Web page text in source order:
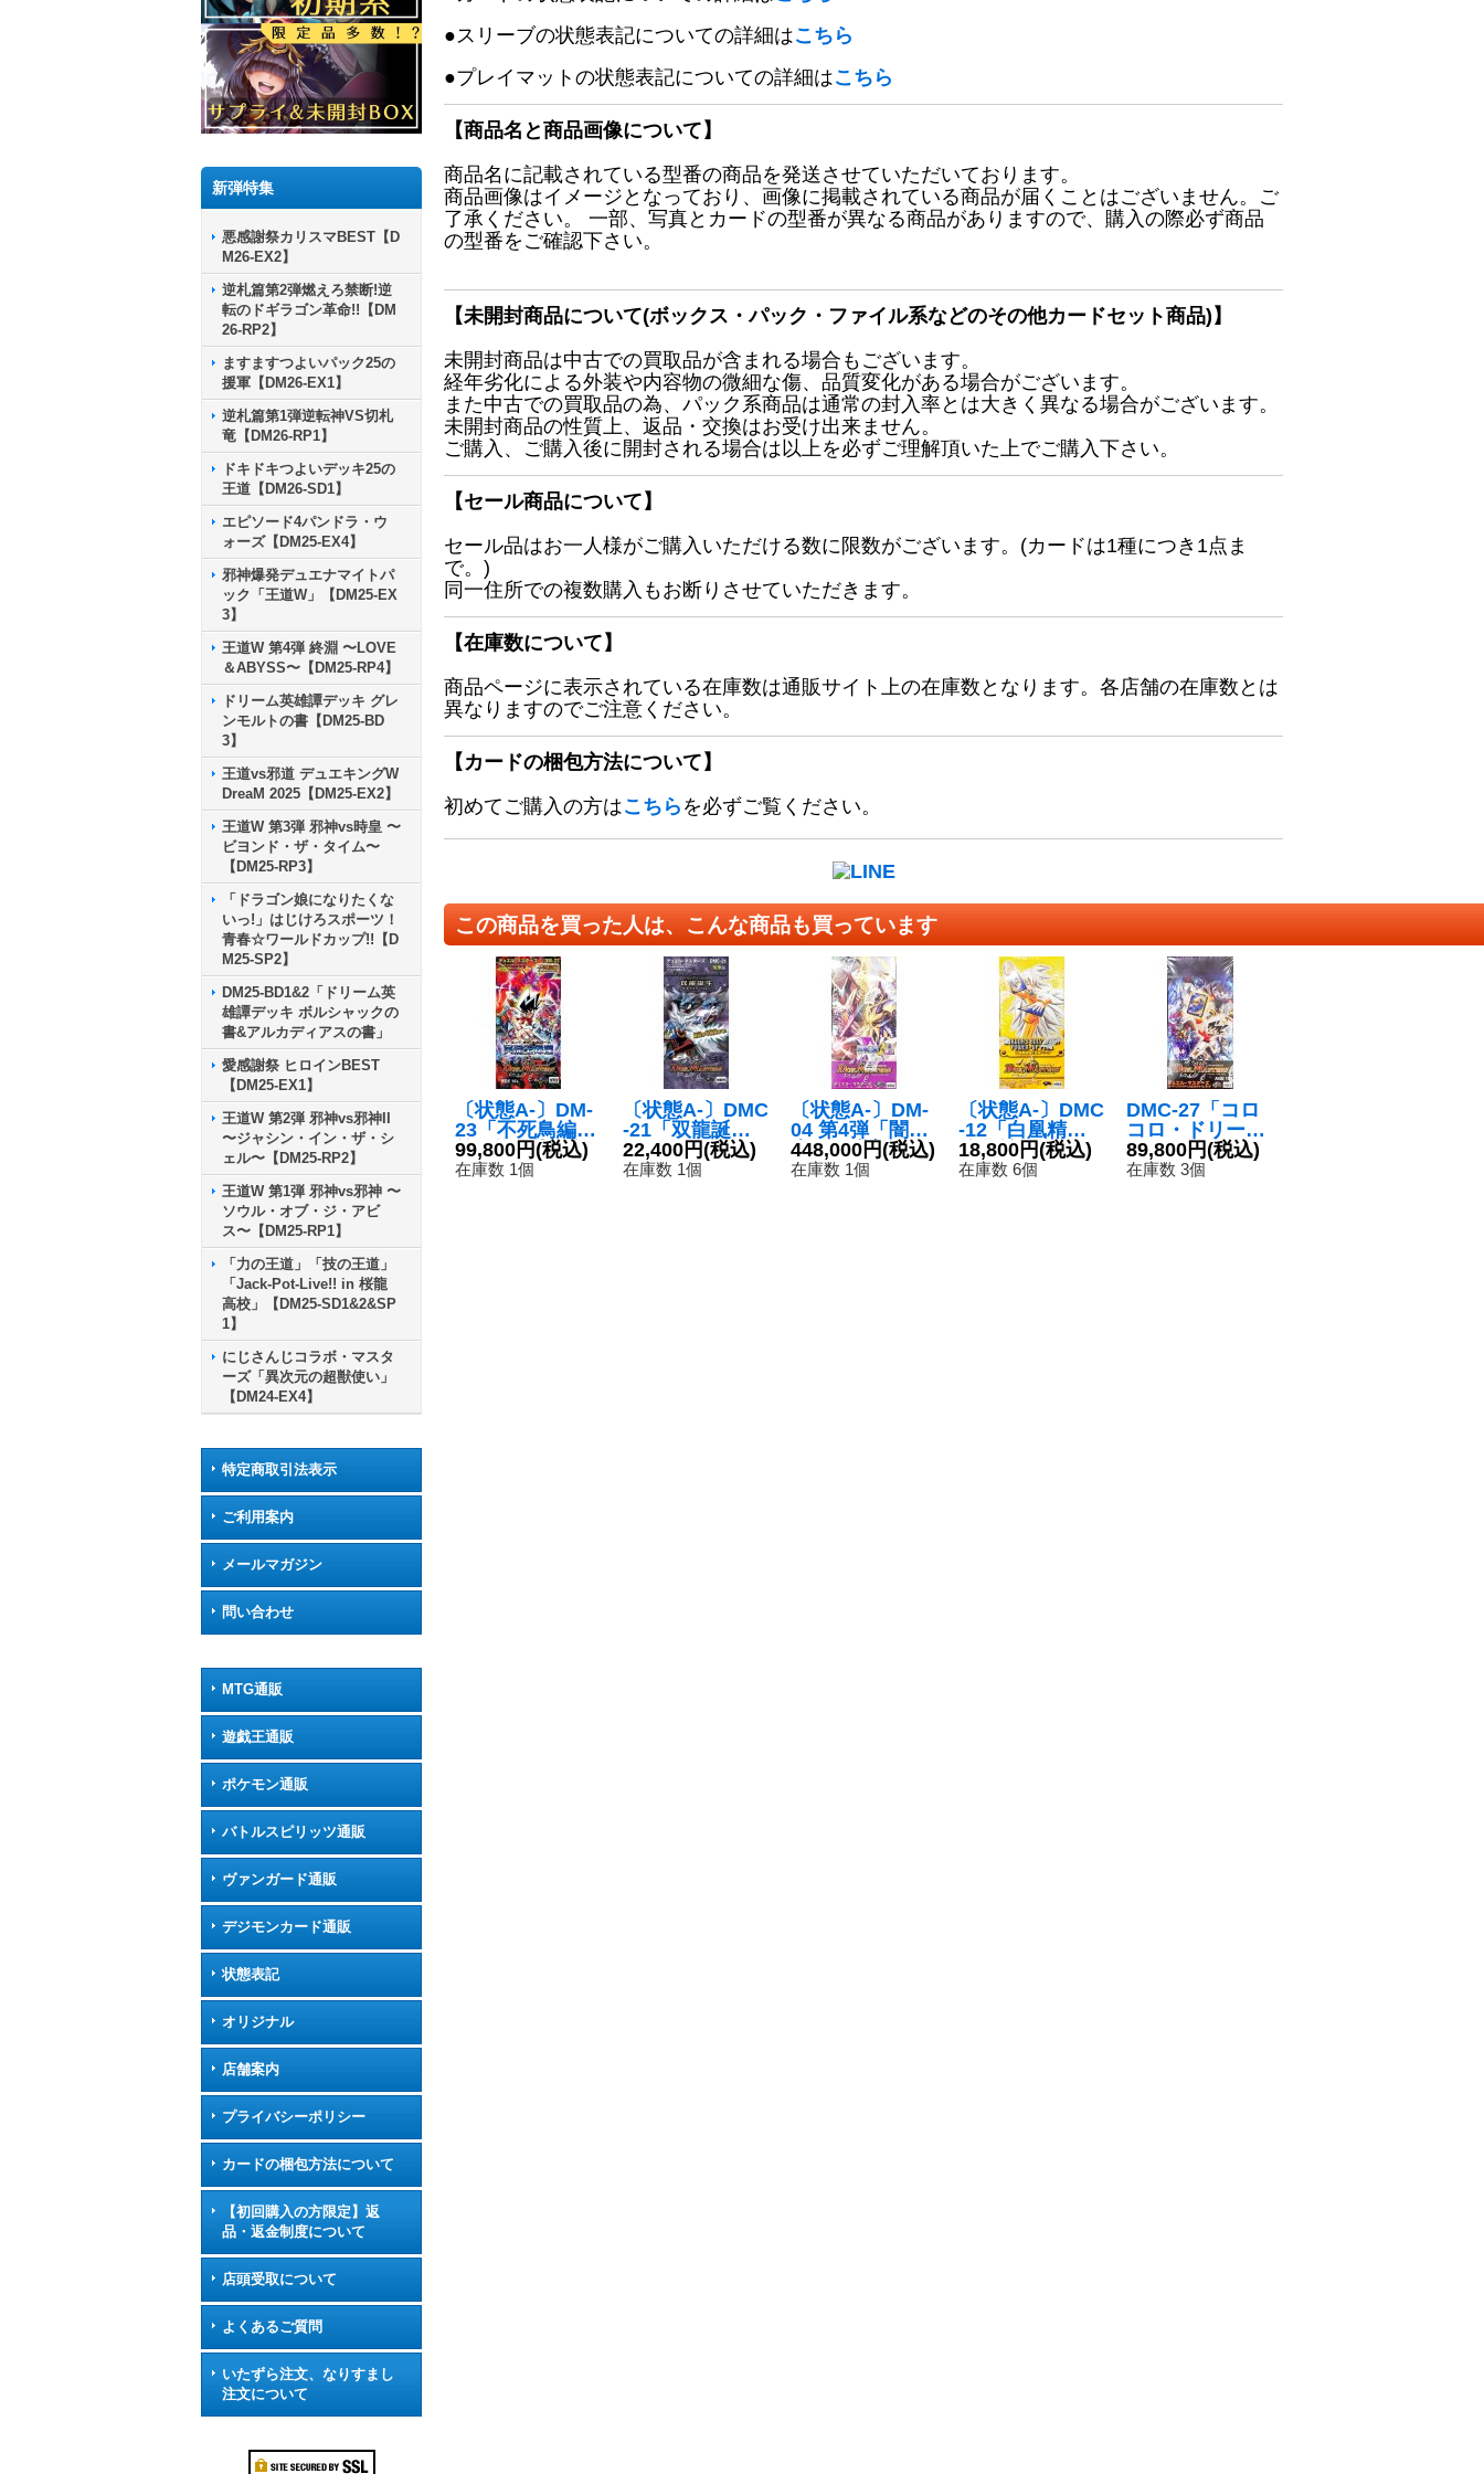
新弾特集
悪感謝祭カリスマBEST【D
M26-EX2】
逆札篇第2弾燃えろ禁断!逆
転のドギラゴン革命!!【DM
26-RP2】
ますますつよいパック25の
援軍【DM26-EX1】
逆札篇第1弾逆転神VS切札
竜【DM26-RP1】
ドキドキつよいデッキ25の
王道【DM26-SD1】
エピソード4パンドラ・ウ
ォーズ【DM25-EX4】
邪神爆発デュエナマイトパ
ック「王道W」【DM25-EX
3】
王道W 第4弾 終淵 〜LOVE
＆ABYSS〜【DM25-RP4】
ドリーム英雄譚デッキ グレ
ンモルトの書【DM25-BD
3】
王道vs邪道 デュエキングW
DreaM 2025【DM25-EX2】
王道W 第3弾 邪神vs時皇 〜
ビヨンド・ザ・タイム〜
【DM25-RP3】
「ドラゴン娘になりたくな
いっ!」はじけろスポーツ！
青春☆ワールドカップ!!【D
M25-SP2】
DM25-BD1&2「ドリーム英
雄譚デッキ ボルシャックの
書&アルカディアスの書」
愛感謝祭 ヒロインBEST
【DM25-EX1】
王道W 第2弾 邪神vs邪神II
〜ジャシン・イン・ザ・シ
ェル〜【DM25-RP2】
王道W 第1弾 邪神vs邪神 〜
ソウル・オブ・ジ・アビ
ス〜【DM25-RP1】
「力の王道」「技の王道」
「Jack-Pot-Live!! in 桜龍
高校」【DM25-SD1&2&SP
1】
にじさんじコラボ・マスタ
ーズ「異次元の超獣使い」
【DM24-EX4】
特定商取引法表示
ご利用案内
メールマガジン
問い合わせ
MTG通販
遊戯王通販
ポケモン通販
バトルスピリッツ通販
ヴァンガード通販
デジモンカード通販
状態表記
オリジナル
店舗案内
プライバシーポリシー
カードの梱包方法について
【初回購入の方限定】返
品・返金制度について
店頭受取について
よくあるご質問
いたずら注文、なりすまし
注文について
●スリーブの状態表記についての詳細はこちら
●プレイマットの状態表記についての詳細はこちら
【商品名と商品画像について】
商品名に記載されている型番の商品を発送させていただいております。
商品画像はイメージとなっており、画像に掲載されている商品が届くことはございません。ご
了承ください。 一部、写真とカードの型番が異なる商品がありますので、購入の際必ず商品
の型番をご確認下さい。
【未開封商品について(ボックス・パック・ファイル系などのその他カードセット商品)】
未開封商品は中古での買取品が含まれる場合もございます。
経年劣化による外装や内容物の微細な傷、品質変化がある場合がございます。
また中古での買取品の為、パック系商品は通常の封入率とは大きく異なる場合がございます。
未開封商品の性質上、返品・交換はお受け出来ません。
ご購入、ご購入後に開封される場合は以上を必ずご理解頂いた上でご購入下さい。
【セール商品について】
セール品はお一人様がご購入いただける数に限数がございます。(カードは1種につき1点ま
で。)
同一住所での複数購入もお断りさせていただきます。
【在庫数について】
商品ページに表示されている在庫数は通販サイト上の在庫数となります。各店舗の在庫数とは
異なりますのでご注意ください。
【カードの梱包方法について】
初めてご購入の方はこちら を必ずご覧ください。
この商品を買った人は、こんな商品も買っています
〔状態A-〕DM-
23「不死鳥編
第5弾 冥龍王帰
還」【-】{-}
99,800円(税込)
在庫数 1個
〔状態A-〕DMC
-21「双龍誕生
ザキラエディシ
ョン」【-】{-}
22,400円(税込)
在庫数 1個
〔状態A-〕DM-
04 第4弾「闇騎
士団の逆襲」
【-】{-}《未開
448,000円(税込)
在庫数 1個
〔状態A-〕DMC
-12「白凰精霊
強化拡張パッ
ク」【-】{-}
18,800円(税込)
在庫数 6個
DMC-27「コロ
コロ・ドリー
ム・パック」
【-】{-}《未開
89,800円(税込)
在庫数 3個